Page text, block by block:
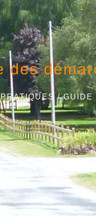
des
/GUIDE